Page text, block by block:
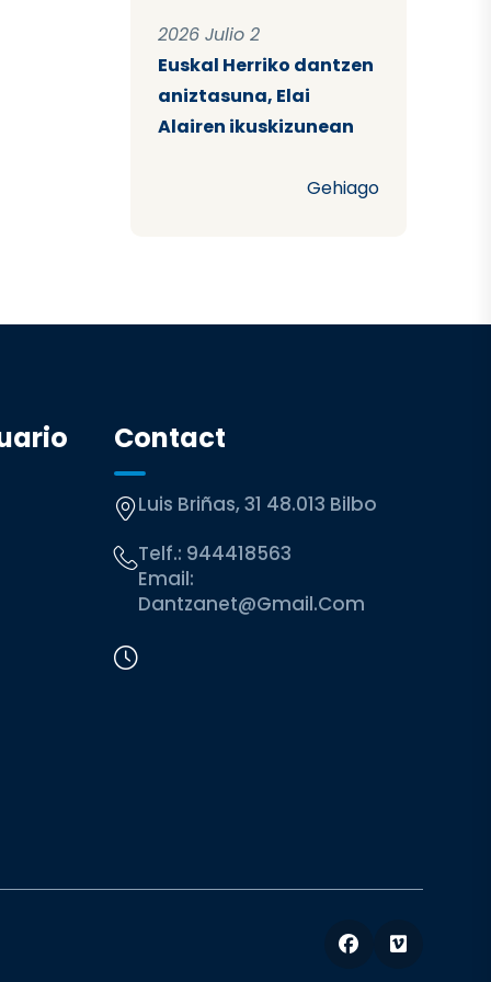
2026 Julio 2
Euskal Herriko dantzen
aniztasuna, Elai
Alairen ikuskizunean
Gehiago
Contact
Luis Briñas, 31 48.013 Bilbo
Telf.: 944418563
Email:
Dantzanet@gmail.com
Facebook
Vimeo